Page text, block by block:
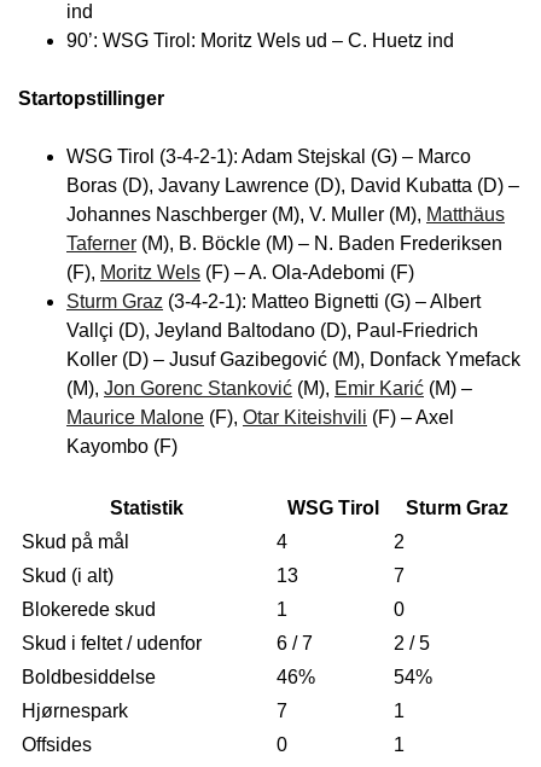
ind
90’: WSG Tirol: Moritz Wels ud – C. Huetz ind
Startopstillinger
WSG Tirol (3-4-2-1): Adam Stejskal (G) – Marco
Boras (D), Javany Lawrence (D), David Kubatta (D) –
Johannes Naschberger (M), V. Muller (M), Matthäus
Taferner (M), B. Böckle (M) – N. Baden Frederiksen
(F), Moritz Wels (F) – A. Ola-Adebomi (F)
Sturm Graz (3-4-2-1): Matteo Bignetti (G) – Albert
Vallçi (D), Jeyland Baltodano (D), Paul-Friedrich
Koller (D) – Jusuf Gazibegović (M), Donfack Ymefack
(M), Jon Gorenc Stanković (M), Emir Karić (M) –
Maurice Malone (F), Otar Kiteishvili (F) – Axel
Kayombo (F)
Statistik WSG Tirol
Sturm Graz
Skud på mål
4
2
Skud (i alt)
13
7
Blokerede skud
1
0
Skud i feltet / udenfor
6 / 7
2 / 5
Boldbesiddelse
46%
54%
Hjørnespark
7
1
Offsides
0
1